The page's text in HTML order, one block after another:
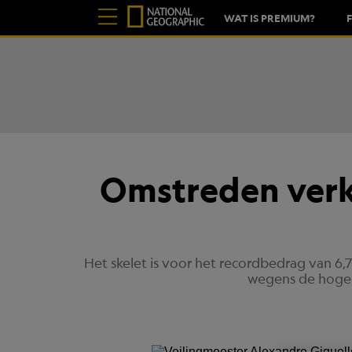
WAT IS PREMIUM?
Omstreden
Het skelet is voor het recordbedrag van
wegens de